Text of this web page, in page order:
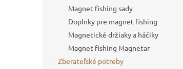
Magnet fishing sady
Doplnky pre magnet fishing
Magnetické držiaky a háčiky
Magnet fishing Magnetar
Zberateľské potreby